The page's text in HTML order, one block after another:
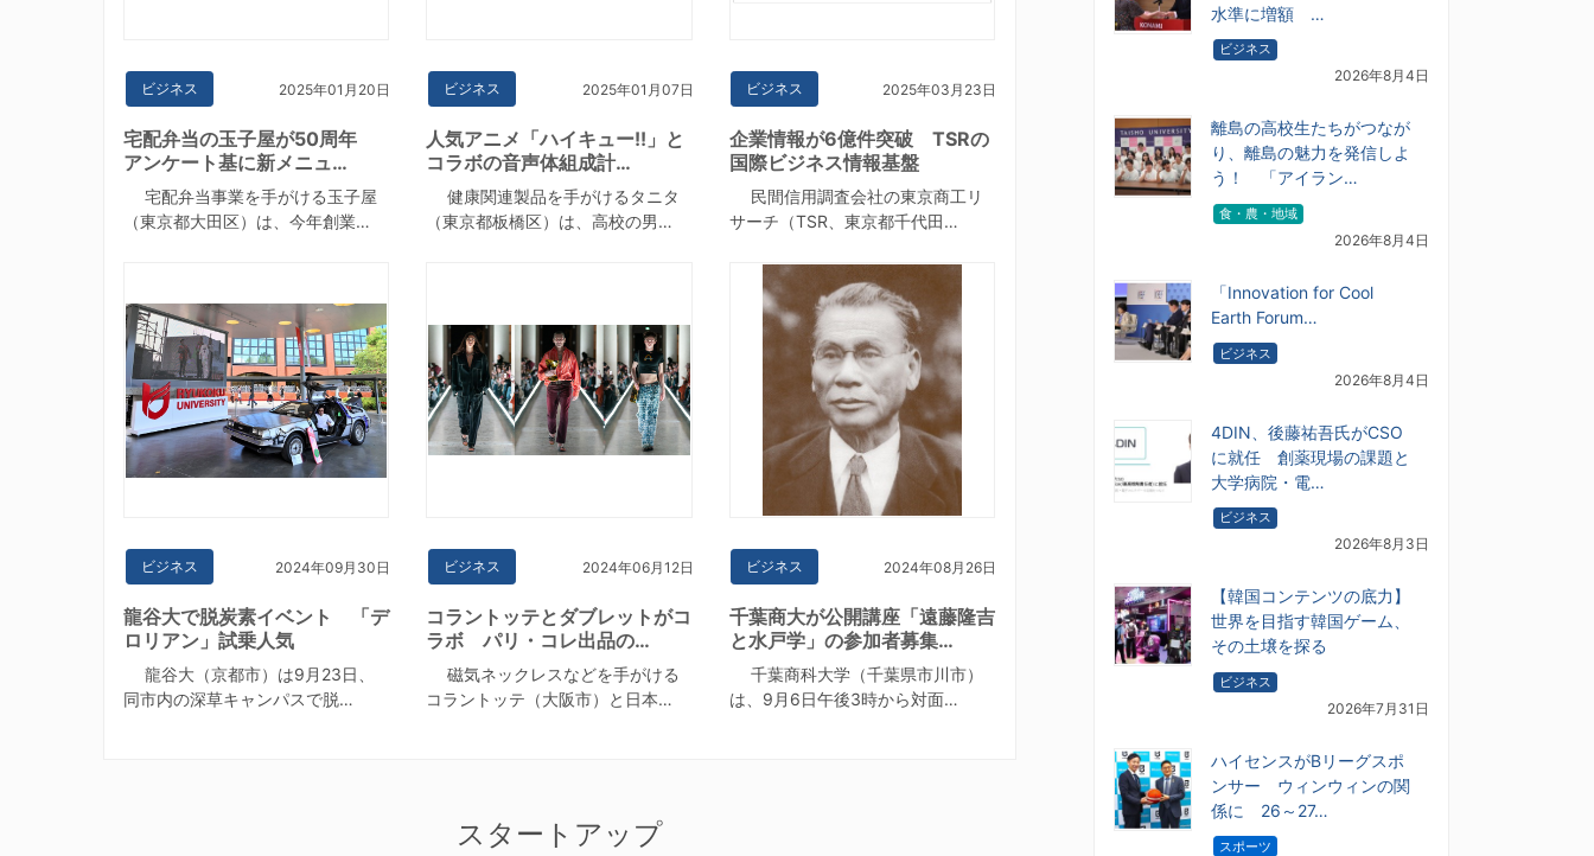
ビジネス 2025年01月20日
宅配弁当の玉子屋が50周年
アンケート基に新メニュ…
宅配弁当事業を手がける玉子屋
（東京都大田区）は、今年創業…
ビジネス 2025年01月07日
人気アニメ「ハイキュー!!」と
コラボの音声体組成計…
健康関連製品を手がけるタニタ
（東京都板橋区）は、高校の男…
ビジネス 2025年03月23日
企業情報が6億件突破 TSRの
国際ビジネス情報基盤
民間信用調査会社の東京商工リ
サーチ（TSR、東京都千代田…
ビジネス 2024年09月30日
龍谷大で脱炭素イベント 「デ
ロリアン」試乗人気
龍谷大（京都市）は9月23日、
同市内の深草キャンパスで脱…
ビジネス 2024年06月12日
コラントッテとダブレットがコ
ラボ パリ・コレ出品の…
磁気ネックレスなどを手がける
コラントッテ（大阪市）と日本…
ビジネス 2024年08月26日
千葉商大が公開講座「遠藤隆吉
と水戸学」の参加者募集…
千葉商科大学（千葉県市川市）
は、9月6日午後3時から対面…
スタートアップ
水準に増額 …
ビジネス
2026年8月4日
離島の高校生たちがつなが
り、離島の魅力を発信しよ
う！ 「アイラン…
食・農・地域
2026年8月4日
「Innovation for Cool
Earth Forum…
ビジネス
2026年8月4日
4DIN、後藤祐吾氏がCSO
に就任 創薬現場の課題と
大学病院・電…
ビジネス
2026年8月3日
【韓国コンテンツの底力】
世界を目指す韓国ゲーム、
その土壌を探る
ビジネス
2026年7月31日
ハイセンスがBリーグスポ
ンサー ウィンウィンの関
係に 26～27…
スポーツ